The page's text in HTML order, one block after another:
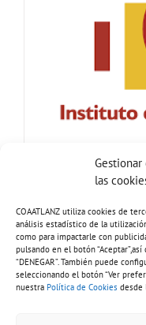
las
COAATLANZ utiliza cookies de
análisis estadístico de la
como para impactarle con
pulsando en el botón
“DENEGAR”. También puede
seleccionando el botón “Ver
nuestra Política de Cookies desde